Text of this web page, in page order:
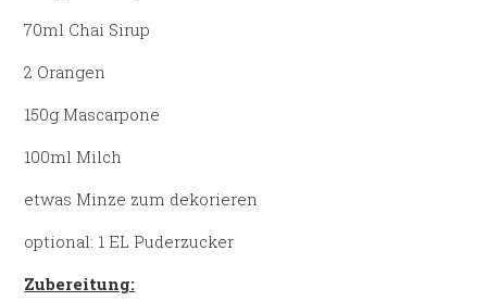
70ml Chai Sirup
2 Orangen
150g Mascarpone
100ml Milch
etwas Minze zum dekorieren
optional: 1 EL Puderzucker
Zubereitung: